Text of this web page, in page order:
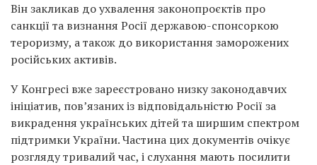
Він закликав до ухвалення законопроєктів про
санкції та визнання Росії державою-спонсоркою
тероризму, а також до використання заморожених
російських активів.
У Конгресі вже зареєстровано низку законодавчих
ініціатив, пов’язаних із відповідальністю Росії за
викрадення українських дітей та ширшим спектром
підтримки України. Частина цих документів очікує
розгляду тривалий час, і слухання мають посилити